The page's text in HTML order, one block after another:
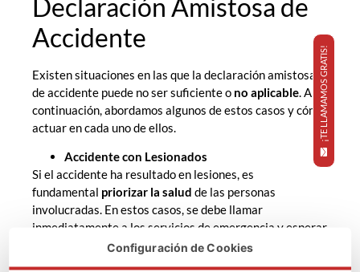
Declaración Amistosa de
Accidente
Existen situaciones en las que la declaración amistosa
de accidente puede no ser suficiente o no aplicable. A
continuación, abordamos algunos de estos casos y cómo
actuar en cada uno de ellos.
Accidente con Lesionados
Si el accidente ha resultado en lesiones, es
fundamental priorizar la salud de las personas
involucradas. En estos casos, se debe llamar
inmediatamente a los servicios de emergencia y esperar
la llegada de la policía para que realicen el reporte
¡TE LLAMAMOS GRATIS!
Configuración de Cookies